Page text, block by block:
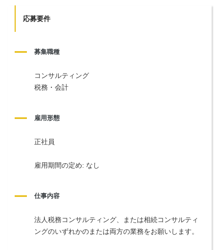
応募要件
募集職種
コンサルティング
税務・会計
雇用形態
正社員
雇用期間の定め: なし
仕事内容
法人税務コンサルティング、または相続コンサルティ
ングのいずれかのまたは両方の業務をお願いします。